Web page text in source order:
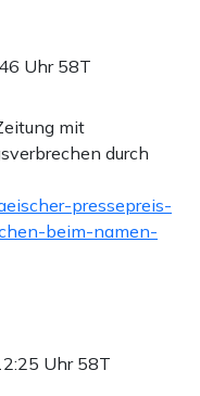
Uhr 58T
mit
durch
pressepreis-
beim-namen-
Uhr 58T